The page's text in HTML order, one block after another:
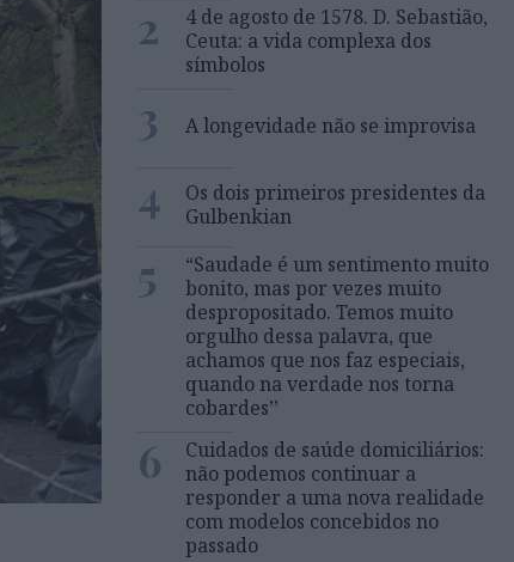
2
4 de agosto de 1578. D. Sebastião,
Ceuta: a vida complexa dos
símbolos
3 A longevidade não se improvisa
4
Os dois primeiros presidentes da
Gulbenkian
5
“Saudade é um sentimento muito
bonito, mas por vezes muito
despropositado. Temos muito
orgulho dessa palavra, que
achamos que nos faz especiais,
quando na verdade nos torna
cobardes’’
6
Cuidados de saúde domiciliários:
não podemos continuar a
responder a uma nova realidade
com modelos concebidos no
passado